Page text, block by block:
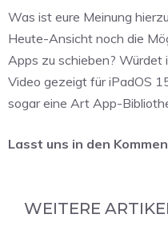
Was ist eure Meinung
Heute-Ansicht noch die
Apps zu schieben? Würdet
Video gezeigt für iPadOS
sogar eine Art App-
Lasst uns in den
WEITERE